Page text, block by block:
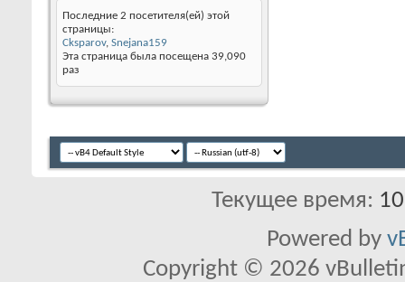
Последние 2 посетителя(ей) этой
страницы:
Cksparov, Snejana159
Эта страница была посещена 39,090
раз
Текущее время:
Powered by
Copyright © 2026